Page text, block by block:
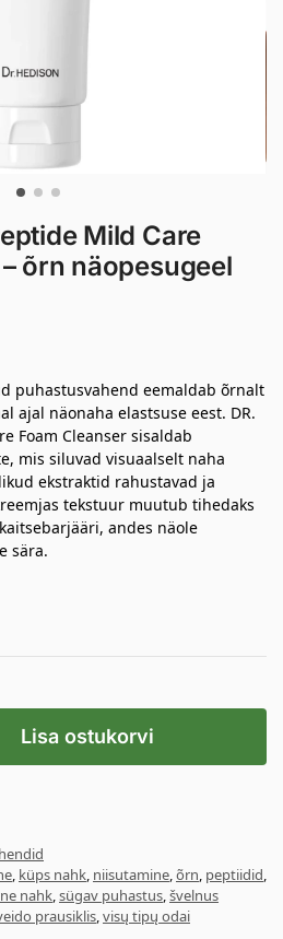
Mild Care
õrn näopesugeel
puhastusvahend eemaldab õrnalt
ajal näonaha elastsuse eest. DR.
Foam Cleanser sisaldab
mis siluvad visuaalselt naha
ekstraktid rahustavad ja
tekstuur muutub tihedaks
andes näole
sära.
Lisa ostukorvi
, küps nahk, niisutamine,õrn, peptiidid,
nahk,sügav puhastus,švelnus
prausiklis,visų tipų odai